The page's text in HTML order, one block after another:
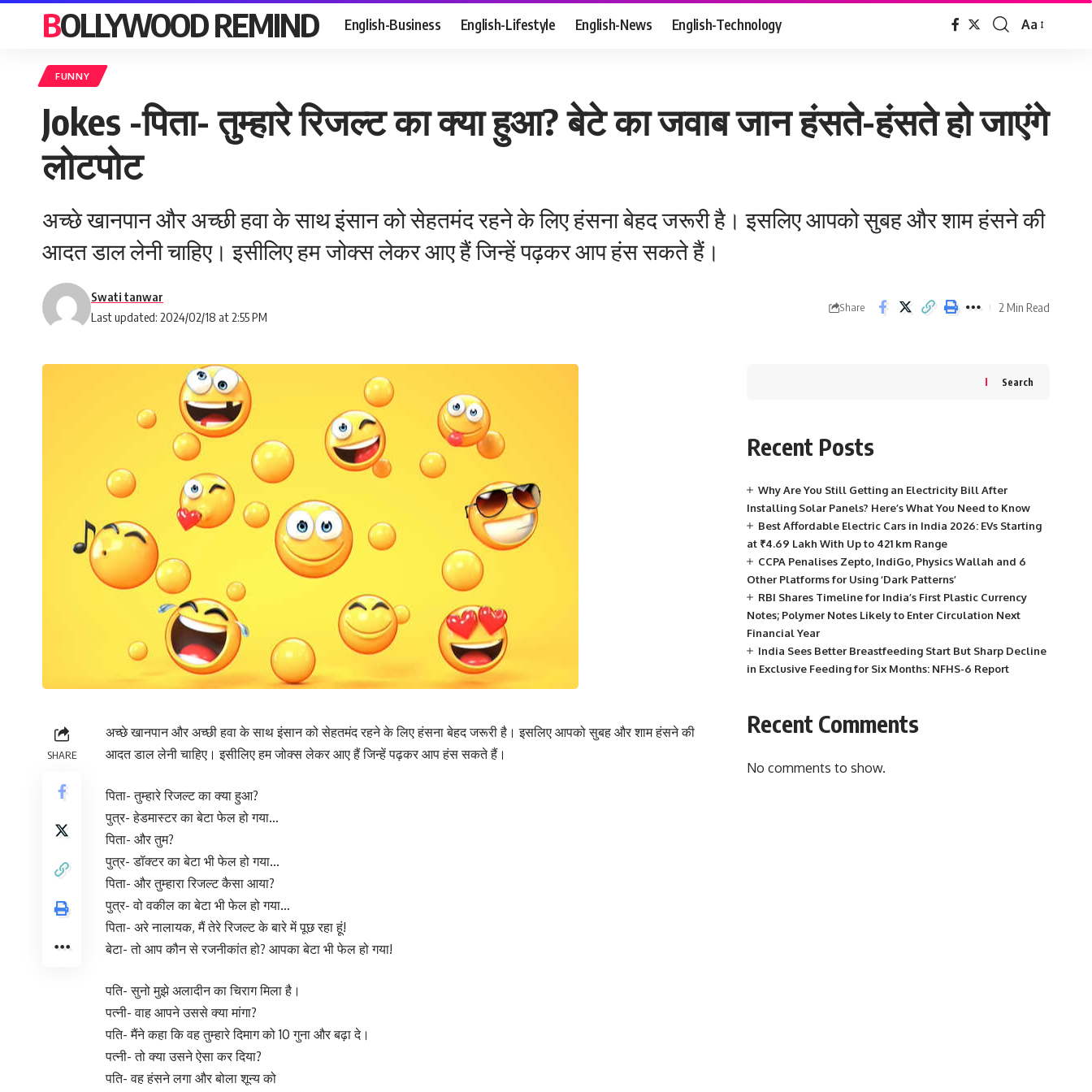
BOLLYWOOD REMIND English-Business English-Lifestyle English-News English-Technology
Font
Aa
FUNNY
Jokes -पिता- तुम्हारे रिजल्ट का क्या हुआ? बेटे का जवाब जान हंसते-हंसते हो जाएंगे
लोटपोट
अच्छे खानपान और अच्छी हवा के साथ इंसान को सेहतमंद रहने के लिए हंसना बेहद जरूरी है। इसलिए आपको सुबह और शाम हंसने की
आदत डाल लेनी चाहिए। इसीलिए हम जोक्स लेकर आए हैं जिन्हें पढ़कर आप हंस सकते हैं।
Last updated: 2024/02/18 at 2:55 PM
Swati tanwar
Share 2 Min Read
SHARE
अच्छे खानपान और अच्छी हवा के साथ इंसान को सेहतमंद रहने के लिए हंसना बेहद जरूरी है। इसलिए आपको सुबह और शाम हंसने की
आदत डाल लेनी चाहिए। इसीलिए हम जोक्स लेकर आए हैं जिन्हें पढ़कर आप हंस सकते हैं।
पिता- तुम्हारे रिजल्ट का क्या हुआ?
पुत्र- हेडमास्टर का बेटा फेल हो गया…
पिता- और तुम?
पुत्र- डॉक्टर का बेटा भी फेल हो गया…
पिता- और तुम्हारा रिजल्ट कैसा आया?
पुत्र- वो वकील का बेटा भी फेल हो गया…
पिता- अरे नालायक, मैं तेरे रिजल्ट के बारे में पूछ रहा हूं!
बेटा- तो आप कौन से रजनीकांत हो? आपका बेटा भी फेल हो गया!
पति- सुनो मुझे अलादीन का चिराग मिला है।
पत्नी- वाह आपने उससे क्या मांगा?
पति- मैंने कहा कि वह तुम्हारे दिमाग को 10 गुना और बढ़ा दे।
पत्नी- तो क्या उसने ऐसा कर दिया?
पति- वह हंसने लगा और बोला शून्य को
Search
Recent Posts
Why Are You Still Getting an Electricity Bill After
Installing Solar Panels? Here’s What You Need to Know
Best Affordable Electric Cars in India 2026: EVs Starting
at ₹4.69 Lakh With Up to 421 km Range
CCPA Penalises Zepto, IndiGo, Physics Wallah and 6
Other Platforms for Using ‘Dark Patterns’
RBI Shares Timeline for India’s First Plastic Currency
Notes; Polymer Notes Likely to Enter Circulation Next
Financial Year
India Sees Better Breastfeeding Start But Sharp Decline
in Exclusive Feeding for Six Months: NFHS-6 Report
Recent Comments
No comments to show.